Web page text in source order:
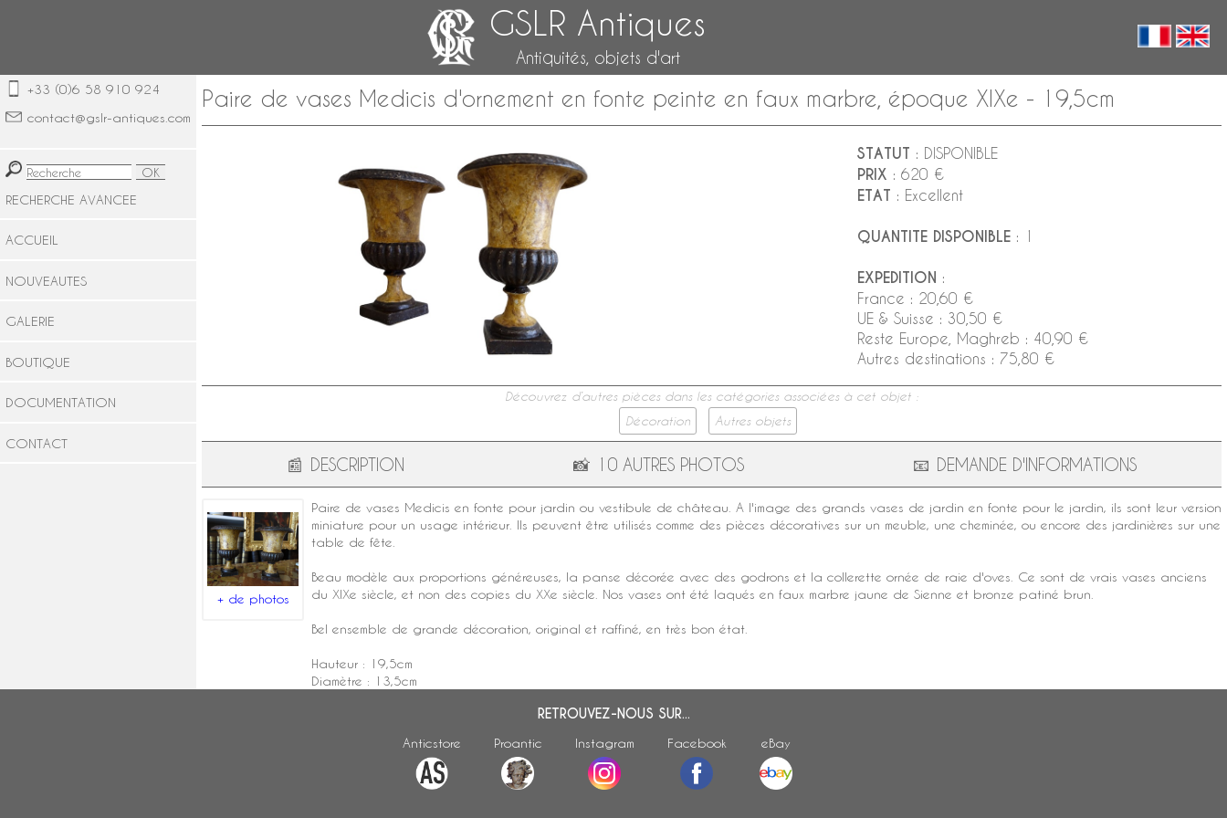
GSLR Antiques
Antiquités, objets d'art
+33 (0)6 58 910 924
contact@gslr-antiques.com
RECHERCHE AVANCEE
ACCUEIL
NOUVEAUTES
GALERIE
BOUTIQUE
DOCUMENTATION
CONTACT
Paire de vases Medicis d'ornement en fonte peinte en faux marbre, époque XIXe - 19,5cm
STATUT : DISPONIBLE
PRIX : 620 €
ETAT : Excellent
QUANTITE DISPONIBLE : 1
EXPEDITION :
France : 20,60 €
UE & Suisse : 30,50 €
Reste Europe, Maghreb : 40,90 €
Autres destinations : 75,80 €
Découvrez d’autres pièces dans les catégories associées à cet objet :
Décoration
Autres objets
📰 DESCRIPTION 📸 10 AUTRES PHOTOS 📧 DEMANDE D'INFORMATIONS
+ de photos
Paire de vases Medicis en fonte pour jardin ou vestibule de château. A l'image des grands vases de jardin en fonte pour le jardin, ils sont leur version
miniature pour un usage intérieur. Ils peuvent être utilisés comme des pièces décoratives sur un meuble, une cheminée, ou encore des jardinières sur une
table de fête.
Beau modèle aux proportions généreuses, la panse décorée avec des godrons et la collerette ornée de raie d'oves. Ce sont de vrais vases anciens
du XIXe siècle, et non des copies du XXe siècle. Nos vases ont été laqués en faux marbre jaune de Sienne et bronze patiné brun.
Bel ensemble de grande décoration, original et raffiné, en très bon état.
Hauteur : 19,5cm
Diamètre : 13,5cm
RETROUVEZ-NOUS SUR...
Anticstore Proantic Instagram Facebook eBay